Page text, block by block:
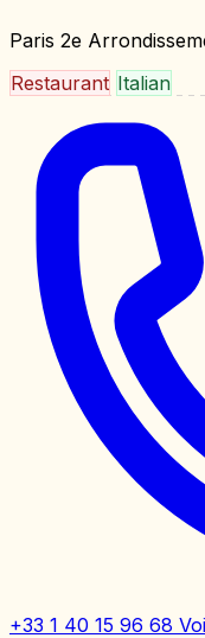
Paris 2e
Restaurant Italian
+33 1 40 15 96 68